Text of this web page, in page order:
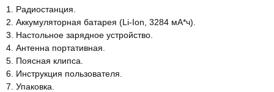
1. Радиостанция.
2. Аккумуляторная батарея (Li-Ion, 3284 мА*ч).
3. Настольное зарядное устройство.
4. Антенна портативная.
5. Поясная клипса.
6. Инструкция пользователя.
7. Упаковка.